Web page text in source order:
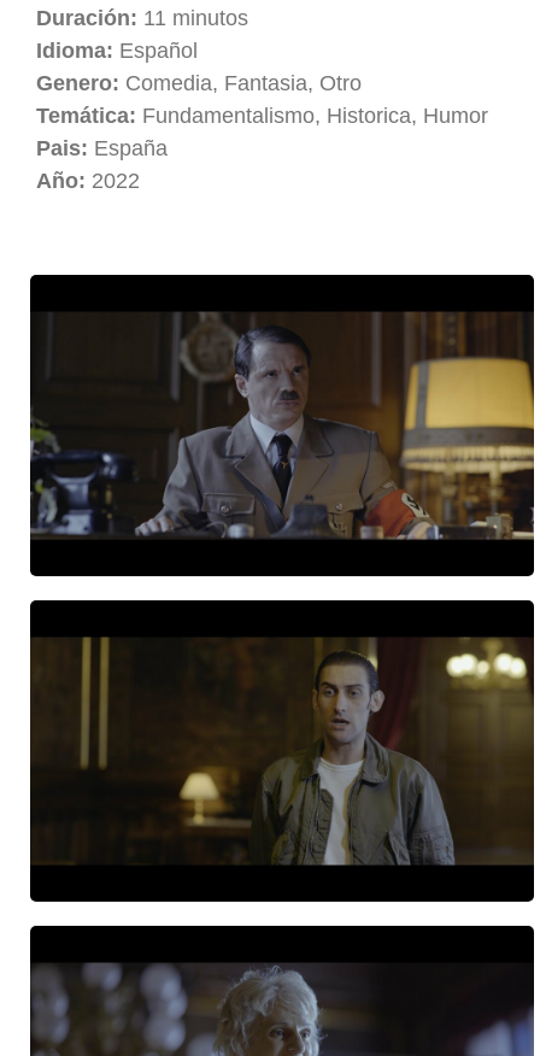
Duración: 11 minutos
Idioma: Español
Genero: Comedia, Fantasia, Otro
Temática: Fundamentalismo, Historica, Humor
Pais: España
Año: 2022